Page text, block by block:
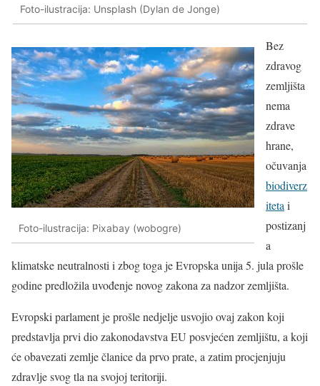
Foto-ilustracija: Unsplash (Dylan de Jonge)
Foto-ilustracija: Pixabay (wobogre)
Bez
zdravog
zemljišta
nema
zdrave
hrane,
očuvanja
biodiverz
itetai
postizanj
a
klimatske neutralnosti i zbog toga je Evropska unija 5. jula prošle
godine predložila uvođenje novog zakona za nadzor zemljišta.
Evropski parlament je prošle nedjelje usvojio ovaj zakon koji
predstavlja prvi dio zakonodavstva EU posvjećen zemljištu, a koji
će obavezati zemlje članice da prvo prate, a zatim procjenjuju
zdravlje svog tla na svojoj teritoriji.